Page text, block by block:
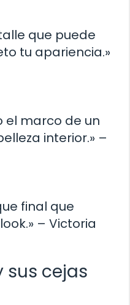
que puede
tu apariencia.»
el marco de un
interior.» –
final que
– Victoria
sus cejas